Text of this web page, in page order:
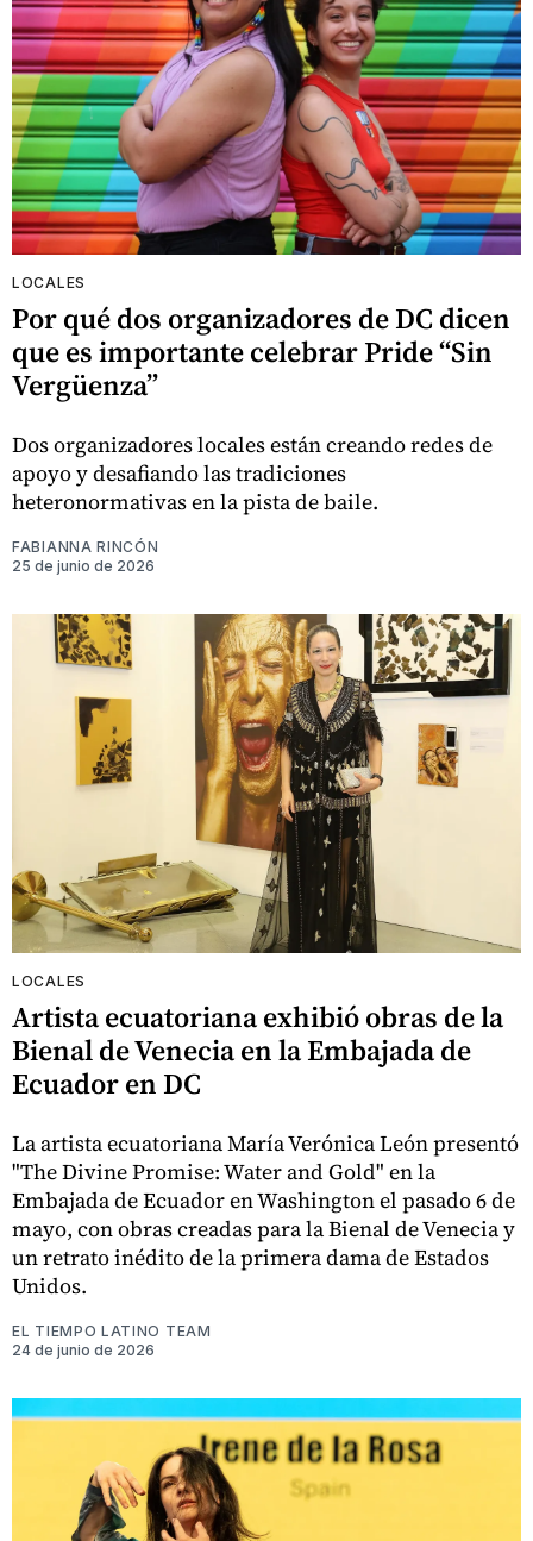
LOCALES
Por qué dos organizadores de DC dicen
que es importante celebrar Pride “Sin
Vergüenza”
Dos organizadores locales están creando redes de
apoyo y desafiando las tradiciones
heteronormativas en la pista de baile.
FABIANNA RINCÓN
25 de junio de 2026
LOCALES
Artista ecuatoriana exhibió obras de la
Bienal de Venecia en la Embajada de
Ecuador en DC
La artista ecuatoriana María Verónica León presentó
"The Divine Promise: Water and Gold" en la
Embajada de Ecuador en Washington el pasado 6 de
mayo, con obras creadas para la Bienal de Venecia y
un retrato inédito de la primera dama de Estados
Unidos.
EL TIEMPO LATINO TEAM
24 de junio de 2026